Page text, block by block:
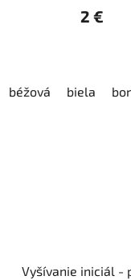
2 €
béžová biela
Vyšívanie iniciál -